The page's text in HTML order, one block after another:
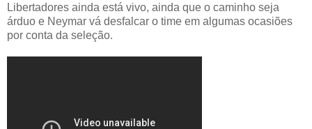
Libertadores ainda está vivo, ainda que o caminho seja
árduo e Neymar vá desfalcar o time em algumas ocasiões
por conta da seleção.